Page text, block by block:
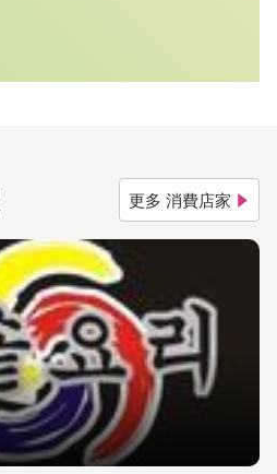
更多 消費店家